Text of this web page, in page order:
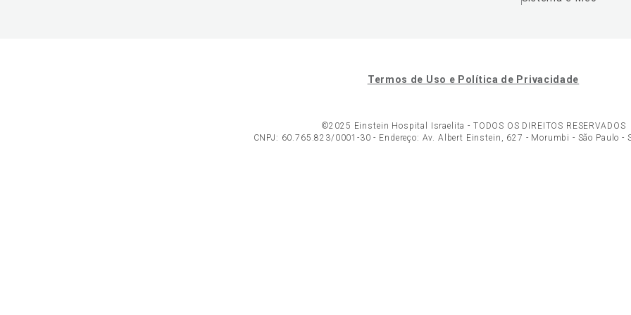
Termos de Uso e Política de Privacidade
©2025 Einstein Hospital Israelita - TODOS OS DIREITOS RESERVADOS
CNPJ: 60.765.823/0001-30 - Endereço: Av. Albert Einstein, 627 - Morumbi - São Paulo -